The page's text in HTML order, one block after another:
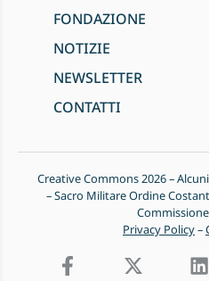
FONDAZIONE
NOTIZIE
NEWSLETTER
CONTATTI
Creative Commons 2026 –
– Sacro Militare Ordine
Privacy Policy–